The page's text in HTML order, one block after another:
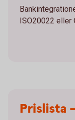
ISO20022 eller
Prislista